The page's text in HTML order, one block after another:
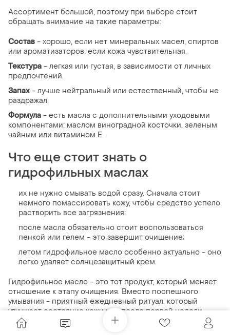
Ассортимент большой, поэтому при выборе стоит
обращать внимание на такие параметры:
Состав - хорошо, если нет минеральных масел, спиртов
или ароматизаторов, если кожа чувствительная.
Текстура - легкая или густая, в зависимости от личных
предпочтений.
Запах - лучше нейтральный или естественный, чтобы не
раздражал.
Формула - есть масла с дополнительными уходовыми
компонентами: маслом виноградной косточки, зеленым
чайным или витамином Е.
Что еще стоит знать о
гидрофильных маслах
их не нужно смывать водой сразу. Сначала стоит
немного помассировать кожу, чтобы средство успело
растворить все загрязнения;
после масла обязательно стоит воспользоваться
пенкой или гелем - это завершит очищение;
летом гидрофильное масло особенно актуально - оно
легко удаляет солнцезащитный крем.
Гидрофильное масло - это тот продукт, который меняет
отношение к этапу очищения. Вместо поспешного
умывания - приятный ежедневный ритуал, который
улучшает состояние кожи уже после первой недели
регулярного использования.